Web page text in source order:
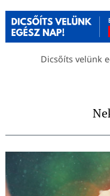
Dicsőíts velünk